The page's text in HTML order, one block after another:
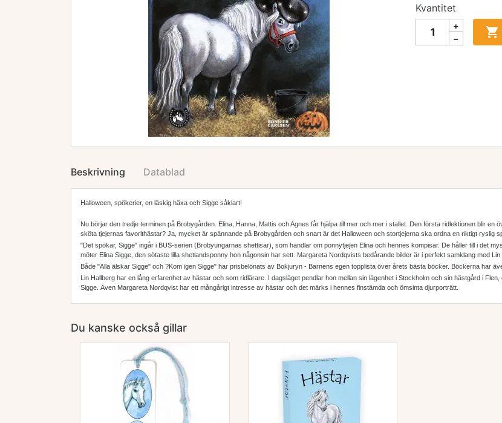
Kvantitet

Beskrivning Datablad
Halloween, spökerier, en läskig häxa och Sigge såklart!
Nu börjar den tredje terminen på Brobygården. Elina, Hanna, Mattis och Agnes får hjälpa till mer och mer i stallet. Den första ridlektionen blir
sköta tjejernas favorithästar? Ja, mycket är spännande på Brobygården och snart är det Halloween och stortjejerna ska ordna en riktigt ryslig
"Det spökar, Sigge" ingår i BUS-serien (Brobyungarnas shettisar), som handlar om ponnytjejen Elina och hennes kompisar. De håller till i det
möter Elina Sigge, den sötaste lilla shetlandsponny hon någonsin har sett. Margareta Nordqvists bedårande bilder är i perfekt samklang med Lin
Både "Alla älskar Sigge" och ?Kom igen Sigge" har prisbelönats av Bokjuryn - Barnens egen topplista över årets bästa böcker. Böckerna har
Lin Hallberg har en lång erfarenhet av hästar och som ridlärare. I dagsläget pendlar hon mellan sin lägenhet i Stockholm och sin hästgård i
Sigge. Även Margareta Nordqvist har ett mångårigt intresse av hästar och det märks i hennes finstämda och ömsinta djurporträtt.
Du kanske också gillar